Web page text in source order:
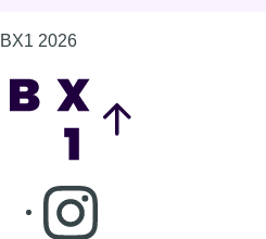
BX1 2026
Consulter page